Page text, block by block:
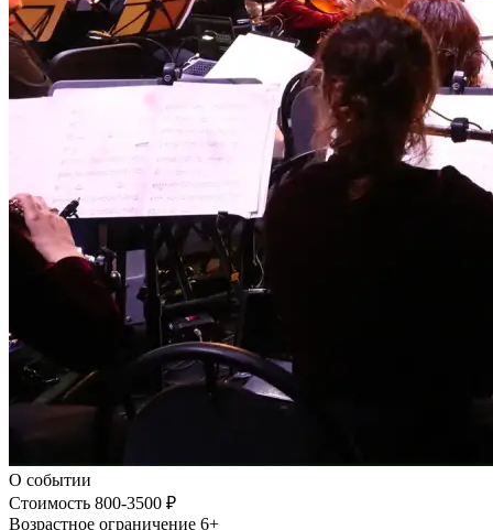
О событии
Стоимость 800-3500 ₽
Возрастное ограничение 6+